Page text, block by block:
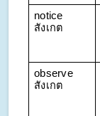
notice
สังเกต
observe
สังเกต